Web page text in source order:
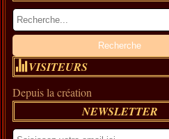
VISITEURS
Depuis la création
NEWSLETTER